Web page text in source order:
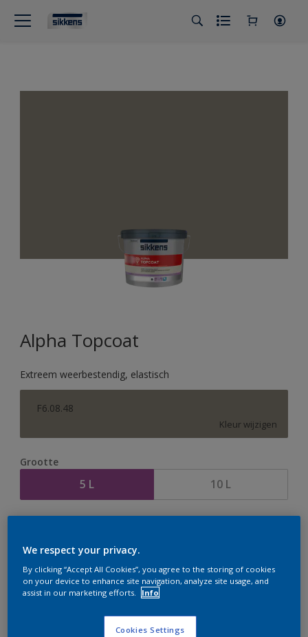
Alpha Topcoat
Extreem weerbestendig, elastisch
F6.08.48
Kleur wijzigen
Grootte
5 L 10 L
Op dit moment is het niet mogelijk dit product online
te bestellen. Houd de website in de gaten, we werken
er hard aan om de voorraad aan te vullen.
We respect your privacy.
By clicking “Accept All Cookies”, you agree to the storing of cookies
on your device to enhance site navigation, analyze site usage, and
assist in our marketing efforts.
Info
Cookies Settings